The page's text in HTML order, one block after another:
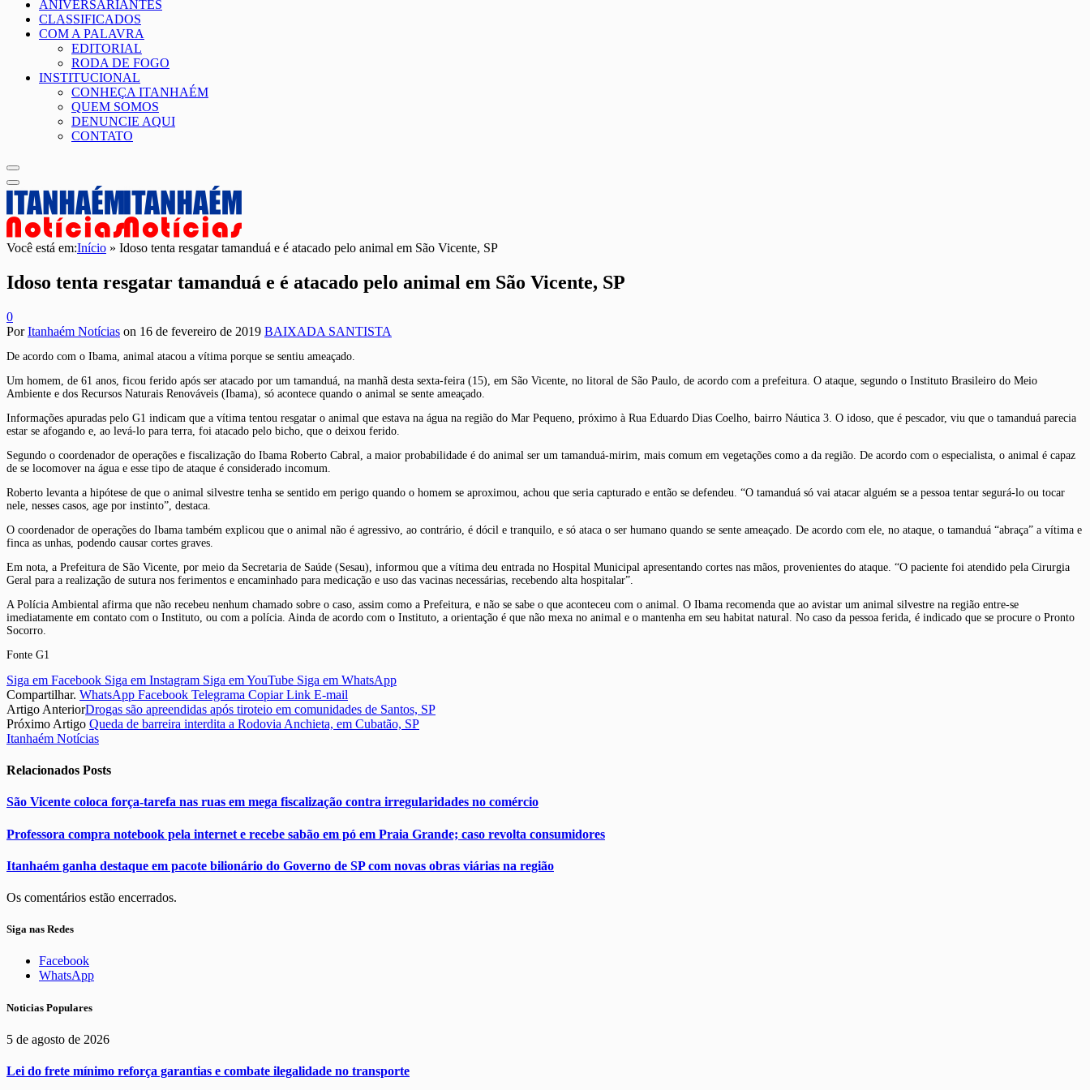
ANIVERSÁRIANTES
CLASSIFICADOS
COM A PALAVRA
EDITORIAL
RODA DE FOGO
INSTITUCIONAL
CONHEÇA ITANHAÉM
QUEM SOMOS
DENUNCIE AQUI
CONTATO
Você está em:Início » Idoso tenta resgatar tamanduá e é atacado pelo animal em São Vicente, SP
Idoso tenta resgatar tamanduá e é atacado pelo animal em São Vicente, SP
0
PorItanhaém Notícias on 16 de fevereiro de 2019 BAIXADA SANTISTA
De acordo com o Ibama, animal atacou a vítima porque se sentiu ameaçado.
Um homem, de 61 anos, ficou ferido após ser atacado por um tamanduá, na manhã desta sexta-feira (15), em São Vicente, no litoral de São Paulo, de acordo com a prefeitura. O ataque, segundo o Instituto Brasileiro do Meio
Ambiente e dos Recursos Naturais Renováveis (Ibama), só acontece quando o animal se sente ameaçado.
Informações apuradas pelo G1 indicam que a vítima tentou resgatar o animal que estava na água na região do Mar Pequeno, próximo à Rua Eduardo Dias Coelho, bairro Náutica 3. O idoso, que é pescador, viu que o tamanduá parecia
estar se afogando e, ao levá-lo para terra, foi atacado pelo bicho, que o deixou ferido.
Segundo o coordenador de operações e fiscalização do Ibama Roberto Cabral, a maior probabilidade é do animal ser um tamanduá-mirim, mais comum em vegetações como a da região. De acordo com o especialista, o animal é capaz
de se locomover na água e esse tipo de ataque é considerado incomum.
Roberto levanta a hipótese de que o animal silvestre tenha se sentido em perigo quando o homem se aproximou, achou que seria capturado e então se defendeu. “O tamanduá só vai atacar alguém se a pessoa tentar segurá-lo ou tocar
nele, nesses casos, age por instinto”, destaca.
O coordenador de operações do Ibama também explicou que o animal não é agressivo, ao contrário, é dócil e tranquilo, e só ataca o ser humano quando se sente ameaçado. De acordo com ele, no ataque, o tamanduá “abraça” a vítima e
finca as unhas, podendo causar cortes graves.
Em nota, a Prefeitura de São Vicente, por meio da Secretaria de Saúde (Sesau), informou que a vítima deu entrada no Hospital Municipal apresentando cortes nas mãos, provenientes do ataque. “O paciente foi atendido pela Cirurgia
Geral para a realização de sutura nos ferimentos e encaminhado para medicação e uso das vacinas necessárias, recebendo alta hospitalar”.
A Polícia Ambiental afirma que não recebeu nenhum chamado sobre o caso, assim como a Prefeitura, e não se sabe o que aconteceu com o animal. O Ibama recomenda que ao avistar um animal silvestre na região entre-se
imediatamente em contato com o Instituto, ou com a polícia. Ainda de acordo com o Instituto, a orientação é que não mexa no animal e o mantenha em seu habitat natural. No caso da pessoa ferida, é indicado que se procure o Pronto
Socorro.
Fonte G1
Siga em Facebook Siga em Instagram Siga em YouTube Siga em WhatsApp
Compartilhar. WhatsApp Facebook Telegrama Copiar Link E-mail
Artigo AnteriorDrogas são apreendidas após tiroteio em comunidades de Santos, SP
Próximo Artigo Queda de barreira interdita a Rodovia Anchieta, em Cubatão, SP
Itanhaém Notícias
Relacionados Posts
São Vicente coloca força-tarefa nas ruas em mega fiscalização contra irregularidades no comércio
Professora compra notebook pela internet e recebe sabão em pó em Praia Grande; caso revolta consumidores
Itanhaém ganha destaque em pacote bilionário do Governo de SP com novas obras viárias na região
Os comentários estão encerrados.
Siga nas Redes
Facebook
WhatsApp
Noticias Populares
5 de agosto de 2026
Lei do frete mínimo reforça garantias e combate ilegalidade no transporte